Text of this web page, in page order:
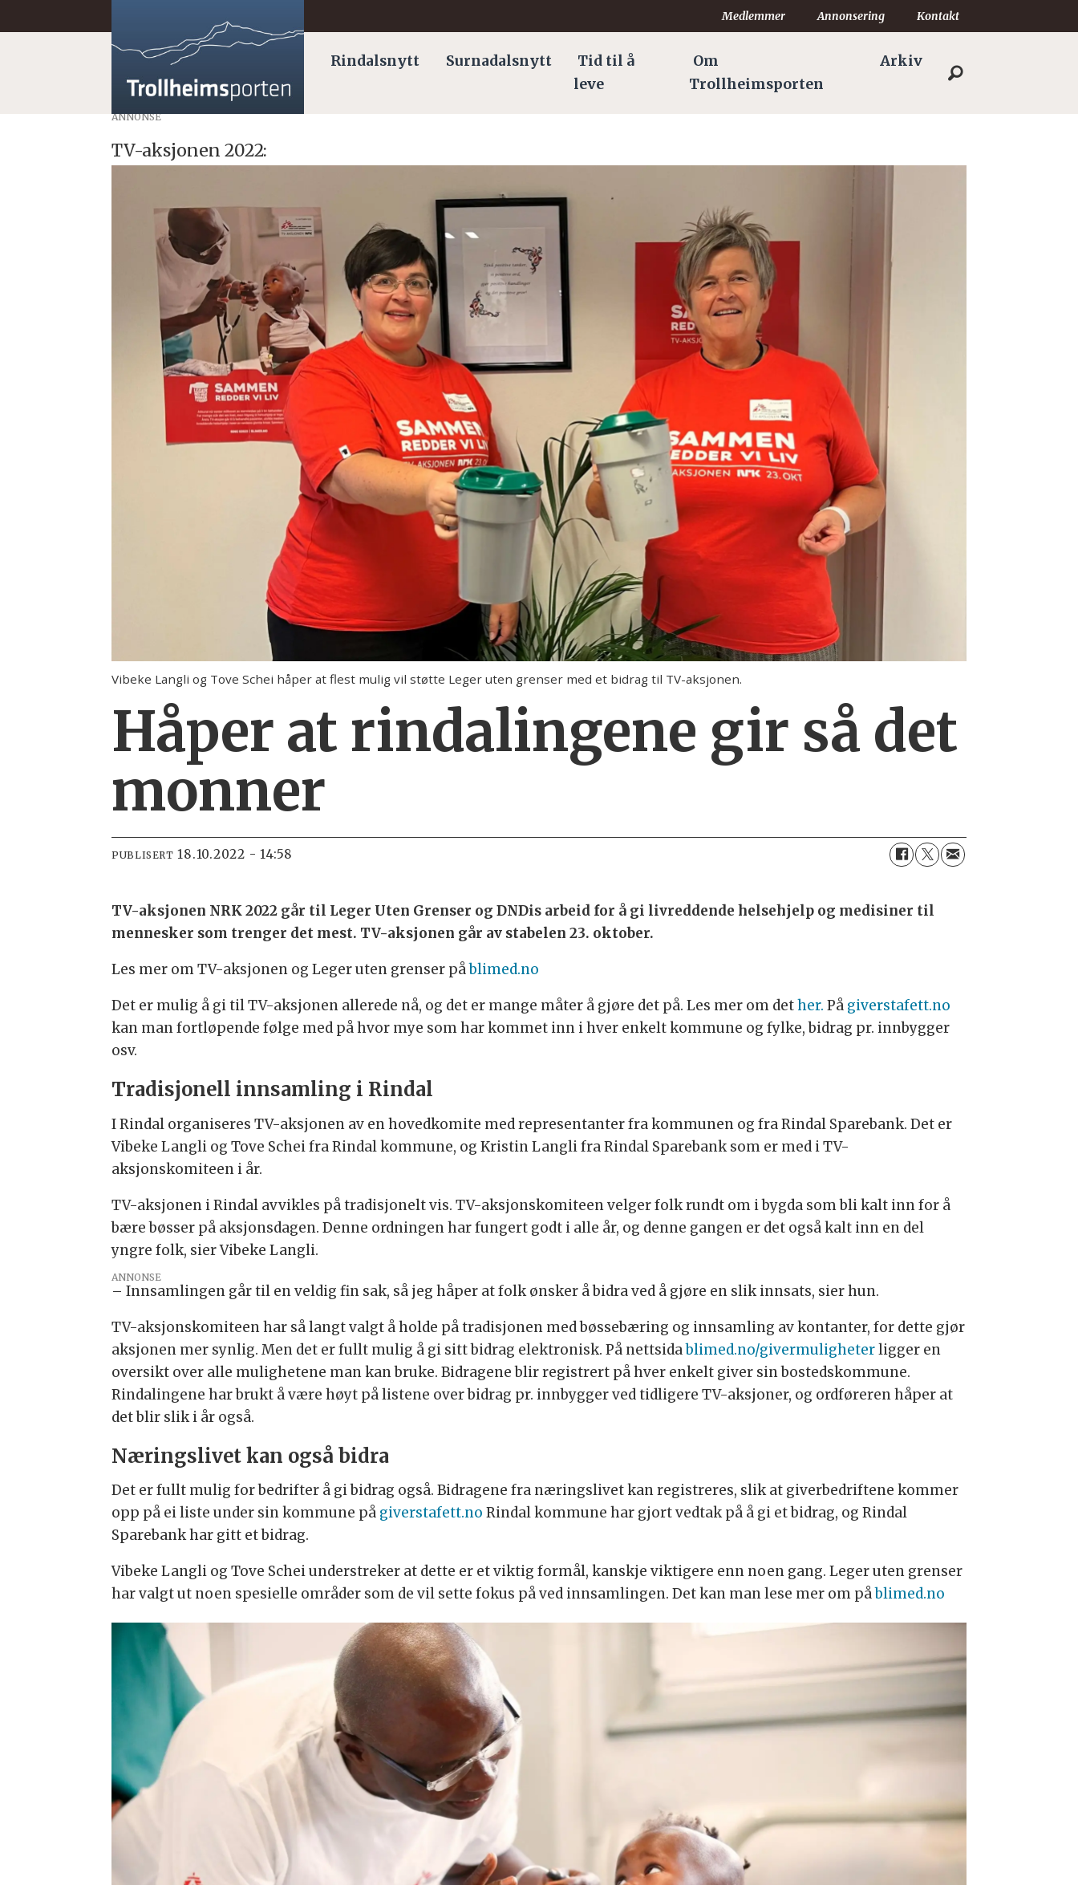
Medlemmer Annonsering Kontakt
Rindalsnytt Surnadalsnytt
Tid til å
leve
Om
Trollheimsporten
Arkiv
ANNONSE
TV-aksjonen 2022:
Vibeke Langli og Tove Schei håper at flest mulig vil støtte Leger uten grenser med et bidrag til TV-aksjonen.
Håper at rindalingene gir så det
monner
PUBLISERT 18.10.2022 - 14:58
TV-aksjonen NRK 2022 går til Leger Uten Grenser og DNDis arbeid for å gi livreddende helsehjelp og medisiner til
mennesker som trenger det mest. TV-aksjonen går av stabelen 23. oktober.
Les mer om TV-aksjonen og Leger uten grenser påblimed.no
Det er mulig å gi til TV-aksjonen allerede nå, og det er mange måter å gjøre det på. Les mer om dether. På giverstafett.no
kan man fortløpende følge med på hvor mye som har kommet inn i hver enkelt kommune og fylke, bidrag pr. innbygger
osv.
Tradisjonell innsamling i Rindal
I Rindal organiseres TV-aksjonen av en hovedkomite med representanter fra kommunen og fra Rindal Sparebank. Det er
Vibeke Langli og Tove Schei fra Rindal kommune, og Kristin Langli fra Rindal Sparebank som er med i TV-
aksjonskomiteen i år.
TV-aksjonen i Rindal avvikles på tradisjonelt vis. TV-aksjonskomiteen velger folk rundt om i bygda som bli kalt inn for å
bære bøsser på aksjonsdagen. Denne ordningen har fungert godt i alle år, og denne gangen er det også kalt inn en del
yngre folk, sier Vibeke Langli.
ANNONSE
– Innsamlingen går til en veldig fin sak, så jeg håper at folk ønsker å bidra ved å gjøre en slik innsats, sier hun.
TV-aksjonskomiteen har så langt valgt å holde på tradisjonen med bøssebæring og innsamling av kontanter, for dette gjør
aksjonen mer synlig. Men det er fullt mulig å gi sitt bidrag elektronisk. På nettsidablimed.no/givermuligheterligger en
oversikt over alle mulighetene man kan bruke. Bidragene blir registrert på hver enkelt giver sin bostedskommune.
Rindalingene har brukt å være høyt på listene over bidrag pr. innbygger ved tidligere TV-aksjoner, og ordføreren håper at
det blir slik i år også.
Næringslivet kan også bidra
Det er fullt mulig for bedrifter å gi bidrag også. Bidragene fra næringslivet kan registreres, slik at giverbedriftene kommer
opp på ei liste under sin kommune på giverstafett.no Rindal kommune har gjort vedtak på å gi et bidrag, og Rindal
Sparebank har gitt et bidrag.
Vibeke Langli og Tove Schei understreker at dette er et viktig formål, kanskje viktigere enn noen gang. Leger uten grenser
har valgt ut noen spesielle områder som de vil sette fokus på ved innsamlingen. Det kan man lese mer om påblimed.no